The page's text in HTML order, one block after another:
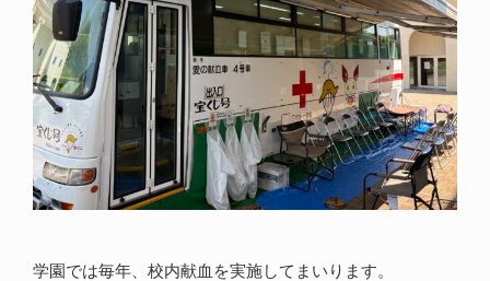
学園では毎年、校内献血を実施してまいります。